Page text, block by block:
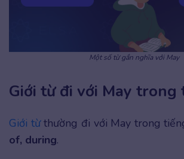
Một số từ gần nghĩa với May
Giới từ đi với May trong
Giới từthường đi với May trong
of, during.